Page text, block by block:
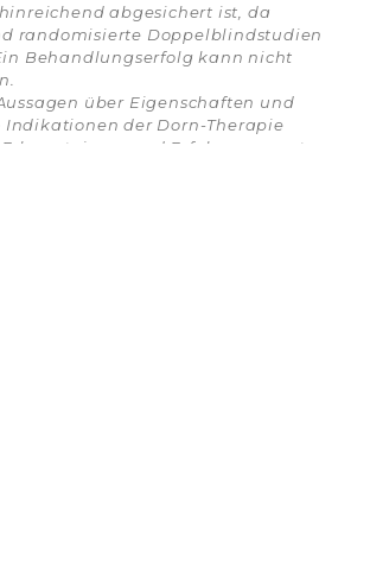
abgesichert ist, da
randomisierte Doppelblindstudien
Behandlungserfolg kann nicht
über Eigenschaften und
Indikationen der Dorn-Therapie
und Erfahrungswerten